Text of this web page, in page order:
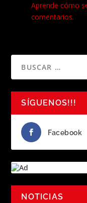
Aprende cómo
comentarios.
SÍGUENOS!!!
Facebook
NOTICIAS